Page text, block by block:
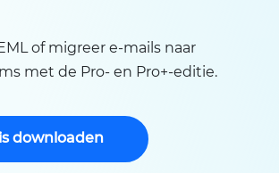
of migreer e-mails naar
met de Pro- en Pro+-editie.
downloaden